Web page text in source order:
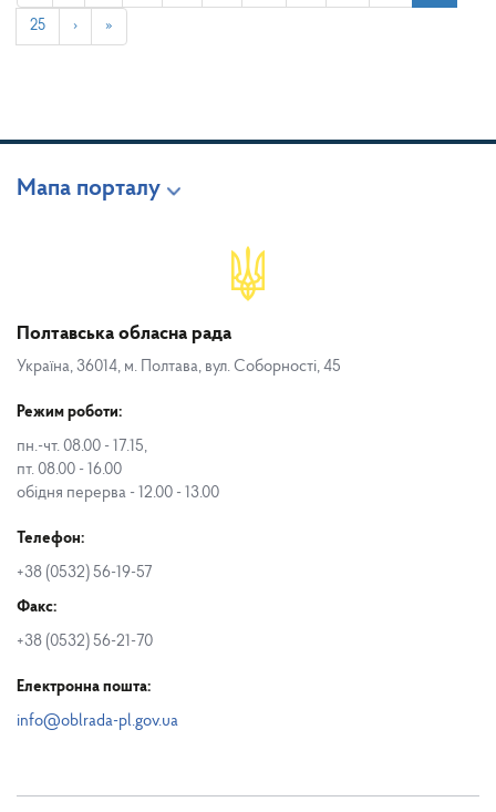
25 › »
Мапа порталу
Полтавська обласна рада
Україна, 36014, м. Полтава, вул. Соборності, 45
Режим роботи:
пн.-чт. 08.00 - 17.15,
пт. 08.00 - 16.00
обідня перерва - 12.00 - 13.00
Телефон:
+38 (0532) 56-19-57
Факс:
+38 (0532) 56-21-70
Електронна пошта:
info@oblrada-pl.gov.ua